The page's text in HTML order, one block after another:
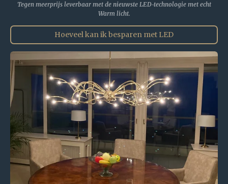
Tegen meerprijs leverbaar met de nieuwste LED-technologie met echt
Warm licht.
Hoeveel kan ik besparen met LED